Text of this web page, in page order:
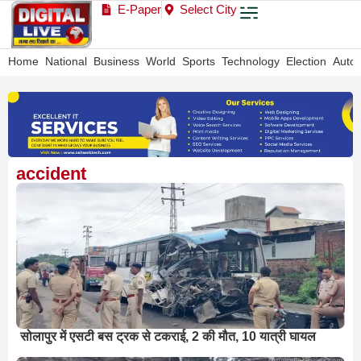
E-Paper Select City
Home National Business World Sports Technology Election Auto
accident
सोलापुर में एसटी बस ट्रक से टकराई, 2 की मौत, 10 यात्री घायल